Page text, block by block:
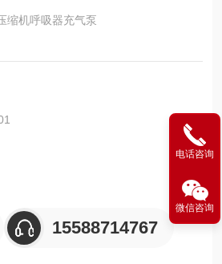
缩机呼吸器充气泵
压呼吸空气压缩机呼吸器充气泵
充气泵及配件，24小时售后维修团队提
售维修保养一体化服务！详细产品介绍
15588714767
电话咨询
微信咨询